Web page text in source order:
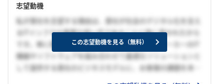
志望動機
私が貴社を志望する理由は、貴社が社会のデジタル化を支え
るITインフラの重要な担い手であることに強く惹かれたから
です。単に製品を販売するだけでなく、多様なメーカーのIT
機器やソフトウェアを組み合わせて最適なソリューションと
して提供する貴社のビジネスモデルに、お客様の課題を本質
この志望動機を見る（無料）